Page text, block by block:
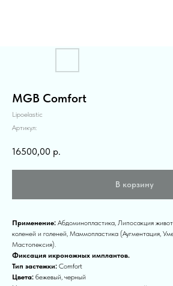
MGB Comfort
Lipoelastic
Артикул:
16500,00 р.
В корзину
Применение: Абдоминопластика, Липосакция
коленей и голеней, Маммопластика (Аугментация,
Мастопексия).
Фиксация икроножных имплантов.
Тип застежки: Comfort
Цвета: бежевый, черный